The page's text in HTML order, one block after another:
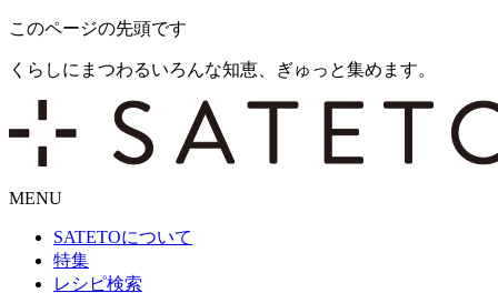
このページの先頭です
くらしにまつわるいろんな知恵、ぎゅっと集めます。
MENU
SATETOについて
特集
レシピ検索